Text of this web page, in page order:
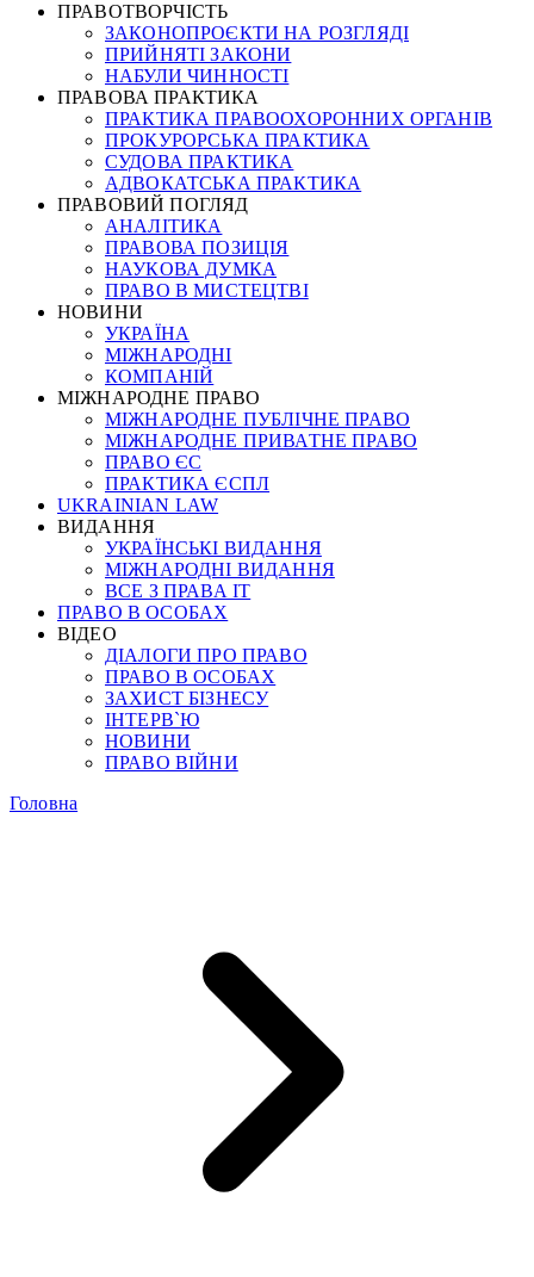
ПРАВОТВОРЧІСТЬ
ЗАКОНОПРОЄКТИ НА РОЗГЛЯДІ
ПРИЙНЯТІ ЗАКОНИ
НАБУЛИ ЧИННОСТІ
ПРАВОВА ПРАКТИКА
ПРАКТИКА ПРАВООХОРОННИХ ОРГАНІВ
ПРОКУРОРСЬКА ПРАКТИКА
СУДОВА ПРАКТИКА
АДВОКАТСЬКА ПРАКТИКА
ПРАВОВИЙ ПОГЛЯД
АНАЛІТИКА
ПРАВОВА ПОЗИЦІЯ
НАУКОВА ДУМКА
ПРАВО В МИСТЕЦТВІ
НОВИНИ
УКРАЇНА
МІЖНАРОДНІ
КОМПАНІЙ
МІЖНАРОДНЕ ПРАВО
МІЖНАРОДНЕ ПУБЛІЧНЕ ПРАВО
МІЖНАРОДНЕ ПРИВАТНЕ ПРАВО
ПРАВО ЄС
ПРАКТИКА ЄСПЛ
UKRAINIAN LAW
ВИДАННЯ
УКРАЇНСЬКІ ВИДАННЯ
МІЖНАРОДНІ ВИДАННЯ
ВСЕ З ПРАВА ІТ
ПРАВО В ОСОБАХ
ВІДЕО
ДІАЛОГИ ПРО ПРАВО
ПРАВО В ОСОБАХ
ЗАХИСТ БІЗНЕСУ
ІНТЕРВ`Ю
НОВИНИ
ПРАВО ВІЙНИ
Головна